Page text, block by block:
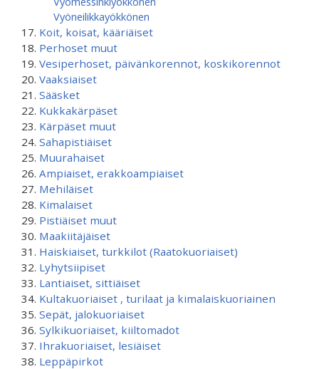
Vyöneilikkayökkönen
Koit, koisat, kääriäiset
Perhoset muut
Vesiperhoset, päivänkorennot, koskikorennot
Vaaksiaiset
Sääsket
Kukkakärpäset
Kärpäset muut
Sahapistiäiset
Muurahaiset
Ampiaiset, erakkoampiaiset
Mehiläiset
Kimalaiset
Pistiäiset muut
Maakiitäjäiset
Haiskiaiset, turkkilot (Raatokuoriaiset)
Lyhytsiipiset
Lantiaiset, sittiäiset
Kultakuoriaiset , turilaat ja kimalaiskuoriainen
Sepät, jalokuoriaiset
Sylkikuoriaiset, kiiltomadot
Ihrakuoriaiset, lesiäiset
Leppäpirkot